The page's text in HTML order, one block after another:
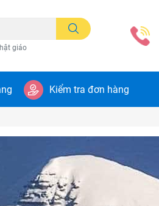
giáo
Kiểm tra đơn hàng